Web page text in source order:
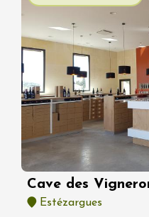
Cave des
Estézargues